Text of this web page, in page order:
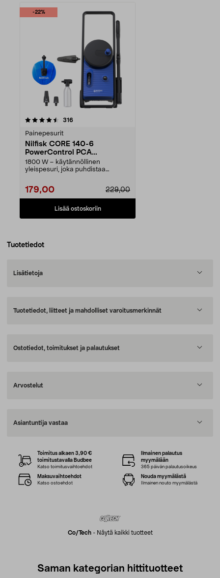
-22%
316arvostelut
Painepesurit
Nilfisk CORE 140-6
PowerControl PCA
Painepesuri
1800 W – käytännöllinen
yleispesuri, joka puhdistaa
229,00
179,00
Lisää ostoskoriin
Tuotetiedot
Lisätietoja
Tuotetiedot, liitteet ja mahdolliset varoitusmerkinnät
Ostotiedot, toimitukset ja palautukset
Arvostelut
Asiantuntija vastaa
Co/tech- Näytä kaikki tuotteet
Toimitus alkaen 3,90 €
toimitustavalla Budbee
Katso toimitusvaihtoehdot
Ilmainen palautus
myymälään
365 päivän palautusoikeus
Maksuvaihtoehdot
Katso ostoehdot
Nouda myymälästä
Ilmainen nouto myymälästä
Saman kategorian hittituotteet